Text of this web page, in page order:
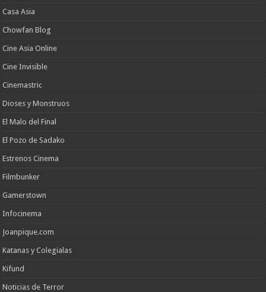
Casa Asia
Chowfan Blog
Cine Asia Online
Cine Invisible
Cinemastric
Dioses y Monstruos
El Malo del Final
El Pozo de Sadako
Estrenos Cinema
Filmbunker
Gamerstown
Infocinema
Joanpique.com
Katanas y Colegialas
Kifund
Noticias de Terror